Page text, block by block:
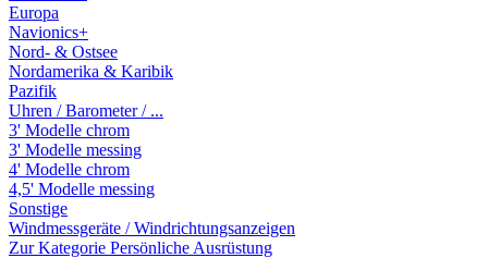
Europa
Navionics+
Nord- & Ostsee
Nordamerika & Karibik
Pazifik
Uhren / Barometer / ...
3' Modelle chrom
3' Modelle messing
4' Modelle chrom
4,5' Modelle messing
Sonstige
Windmessgeräte / Windrichtungsanzeigen
Zur Kategorie Persönliche Ausrüstung